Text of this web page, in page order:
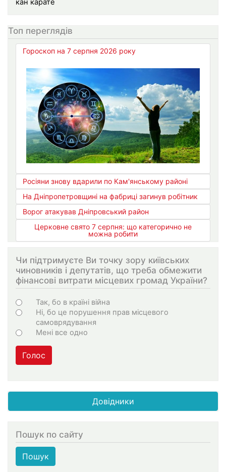
кан карате
Топ переглядів
Гороскоп на 7 серпня 2026 року
Росіяни знову вдарили по Кам'янському районі
На Дніпропетровщині на фабриці загинув робітник
Ворог атакував Дніпровський район
Церковне свято 7 серпня: що категорично не
можна робити
Чи підтримуєте Ви точку зору київських
чиновників і депутатів, що треба обмежити
фінансові витрати місцевих громад України?
Варіанти
Так, бо в країні війна
Ні, бо це порушення прав місцевого
самоврядування
Мені все одно
Голос
Довідники
Пошук по сайту
Пошук